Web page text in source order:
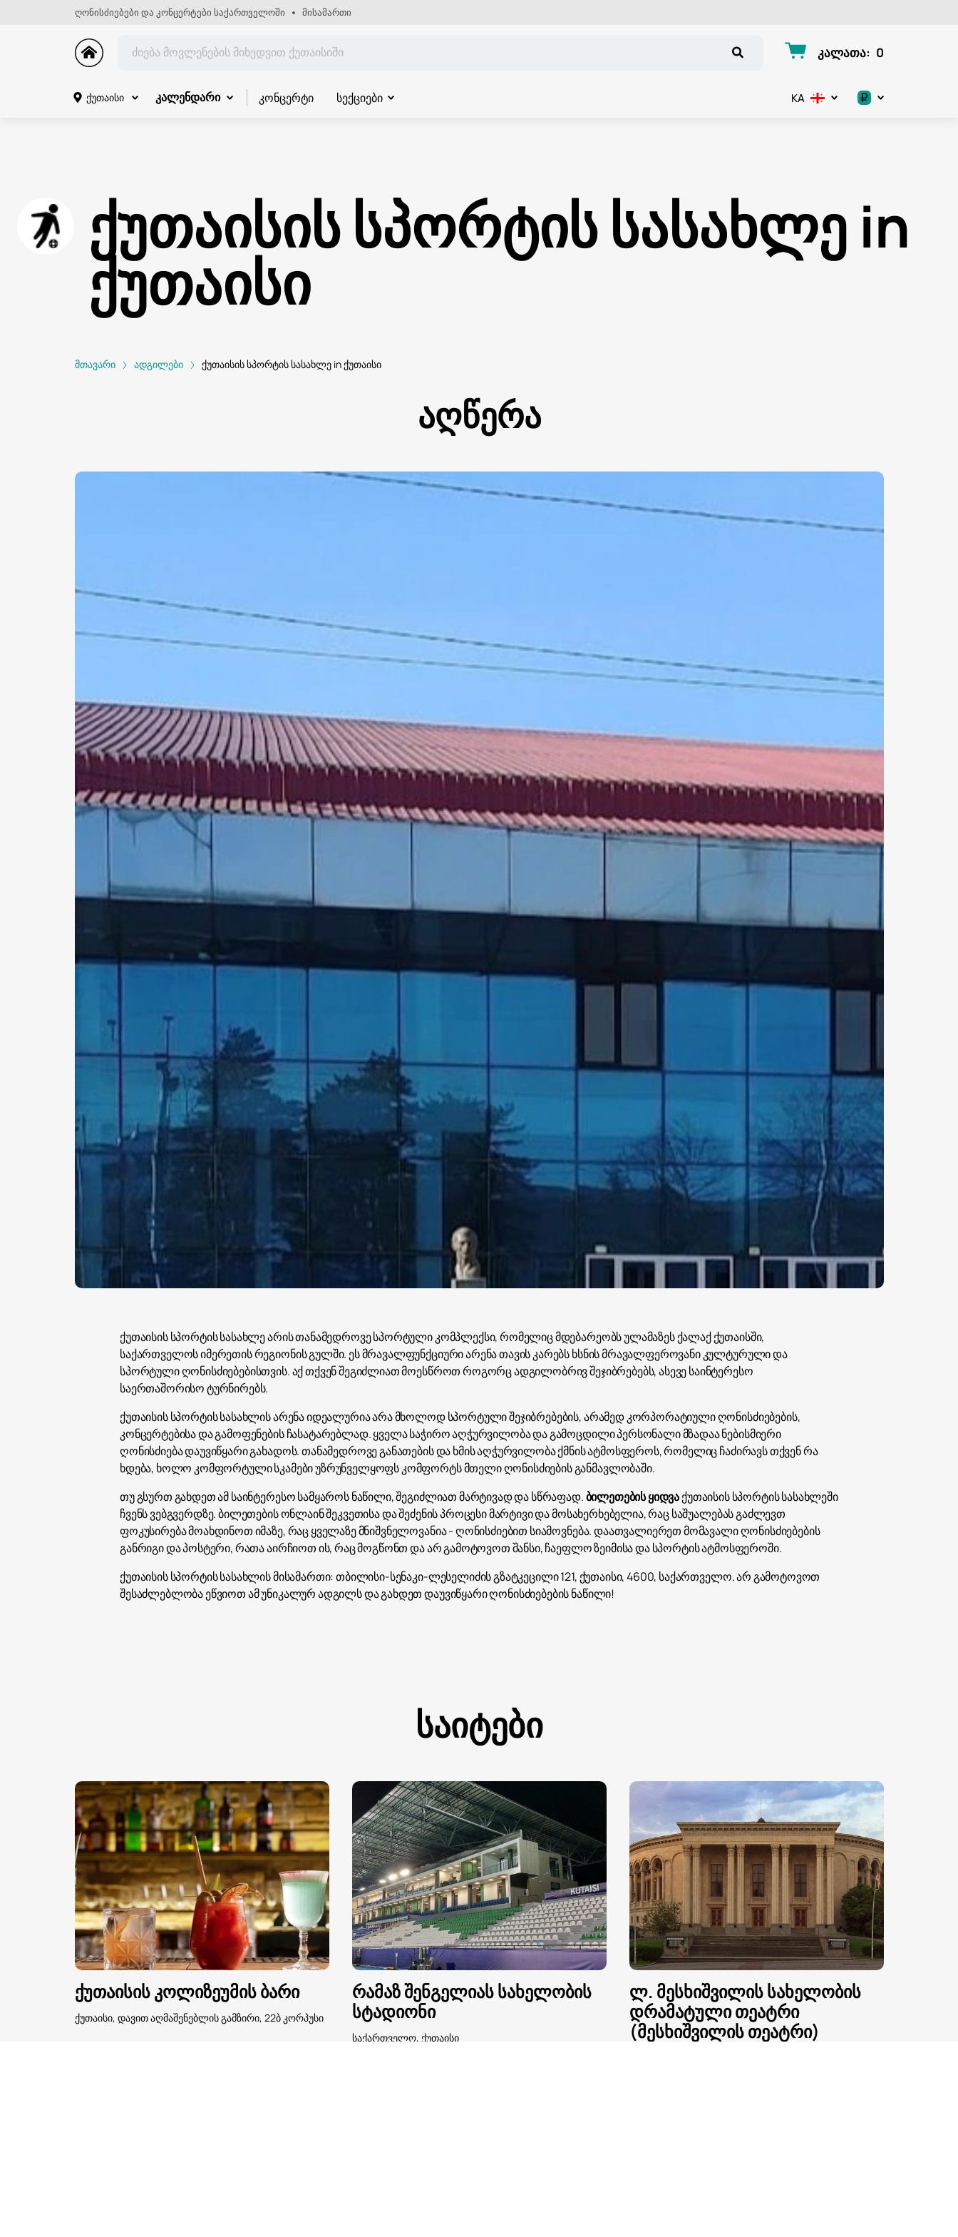
ღონისძიებები და კონცერტები საქართველოში მისამართი
კალათა: 0
ქუთაისი კალენდარი კონცერტი სექციები KA ₽
ქუთაისის სპორტის სასახლე in
ქუთაისი
მთავარი ადგილები ქუთაისის სპორტის სასახლე in ქუთაისი
აღწერა
ქუთაისის სპორტის სასახლე არის თანამედროვე სპორტული კომპლექსი, რომელიც მდებარეობს ულამაზეს ქალაქ ქუთაისში,
საქართველოს იმერეთის რეგიონის გულში. ეს მრავალფუნქციური არენა თავის კარებს ხსნის მრავალფეროვანი კულტურული და
სპორტული ღონისძიებებისთვის. აქ თქვენ შეგიძლიათ მოესწროთ როგორც ადგილობრივ შეჯიბრებებს, ასევე საინტერესო
საერთაშორისო ტურნირებს.
ქუთაისის სპორტის სასახლის არენა იდეალურია არა მხოლოდ სპორტული შეჯიბრებების, არამედ კორპორატიული ღონისძიებების,
კონცერტებისა და გამოფენების ჩასატარებლად. ყველა საჭირო აღჭურვილობა და გამოცდილი პერსონალი მზადაა ნებისმიერი
ღონისძიება დაუვიწყარი გახადოს. თანამედროვე განათების და ხმის აღჭურვილობა ქმნის ატმოსფეროს, რომელიც ჩაძირავს თქვენ რა
ხდება, ხოლო კომფორტული სკამები უზრუნველყოფს კომფორტს მთელი ღონისძიების განმავლობაში.
თუ გსურთ გახდეთ ამ საინტერესო სამყაროს ნაწილი, შეგიძლიათ მარტივად და სწრაფად.ბილეთების ყიდვაქუთაისის სპორტის სასახლეში
ჩვენს ვებგვერდზე. ბილეთების ონლაინ შეკვეთისა და შეძენის პროცესი მარტივი და მოსახერხებელია, რაც საშუალებას გაძლევთ
ფოკუსირება მოახდინოთ იმაზე, რაც ყველაზე მნიშვნელოვანია - ღონისძიებით სიამოვნება. დაათვალიერეთ მომავალი ღონისძიებების
განრიგი და პოსტერი, რათა აირჩიოთ ის, რაც მოგწონთ და არ გამოტოვოთ შანსი, ჩაეფლო ზეიმისა და სპორტის ატმოსფეროში.
ქუთაისის სპორტის სასახლის მისამართი: თბილისი-სენაკი-ლესელიძის გზატკეცილი 121, ქუთაისი, 4600, საქართველო. არ გამოტოვოთ
შესაძლებლობა ეწვიოთ ამ უნიკალურ ადგილს და გახდეთ დაუვიწყარი ღონისძიებების ნაწილი!
საიტები
ქუთაისის კოლიზეუმის ბარი
ქუთაისი, დავით აღმაშენებლის გამზირი, 22ბ კორპუსი
რამაზ შენგელიას სახელობის
სტადიონი
საქართველო, ქუთაისი
ლ. მესხიშვილის სახელობის
დრამატული თეატრი
(მესხიშვილის თეატრი)